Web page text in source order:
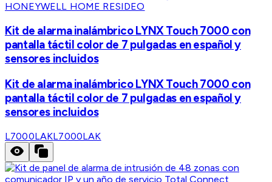
HONEYWELL HOME RESIDEO
Kit de alarma inalámbrico LYNX Touch 7000 con
pantalla táctil color de 7 pulgadas en español y
sensores incluidos
Kit de alarma inalámbrico LYNX Touch 7000 con
pantalla táctil color de 7 pulgadas en español y
sensores incluidos
L7000LAKL7000LAK